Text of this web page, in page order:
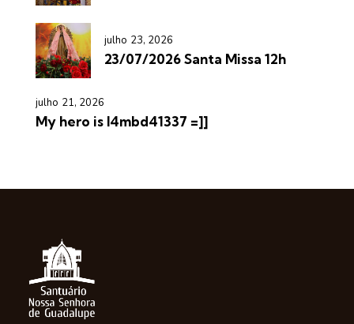
julho 23, 2026
23/07/2026 Santa Missa 12h
julho 21, 2026
My hero is l4mbd41337 =]]